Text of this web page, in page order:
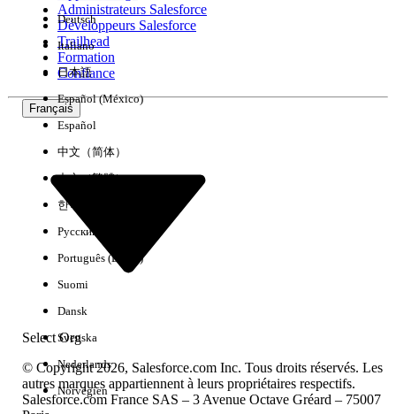
Expérience
Aucun résultat
Administrateurs Salesforce
Développeurs Salesforce
Trailhead
Formation
Confiance
Français
Select Org
Deutsch
Italiano
日本語
Español (México)
Español
中文（简体）
中文（繁體）
한국어
Русский
Português (Brasil)
Suomi
Dansk
Svenska
Nederlands
Norvégien
© Copyright 2026, Salesforce.com Inc. Tous droits réservés. Les
autres marques appartiennent à leurs propriétaires respectifs.
Salesforce.com France SAS – 3 Avenue Octave Gréard – 75007